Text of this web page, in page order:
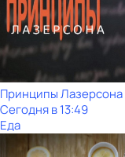
Принципы Лазерсона
Сегодня в 13:49
Еда